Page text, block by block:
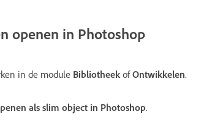
openen in Photoshop
in de module Bibliotheek ofOntwikkelen.
als slim object in Photoshop.